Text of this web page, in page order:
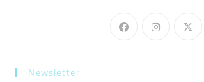
Newsletter